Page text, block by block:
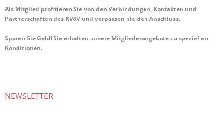
Als Mitglied profitieren Sie von den Verbindungen, Kontakten und
Partnerschaften des KVöV und verpassen nie den Anschluss.
Sparen Sie Geld! Sie erhalten unsere Mitgliederangebote zu speziellen
Konditionen.
NEWSLETTER